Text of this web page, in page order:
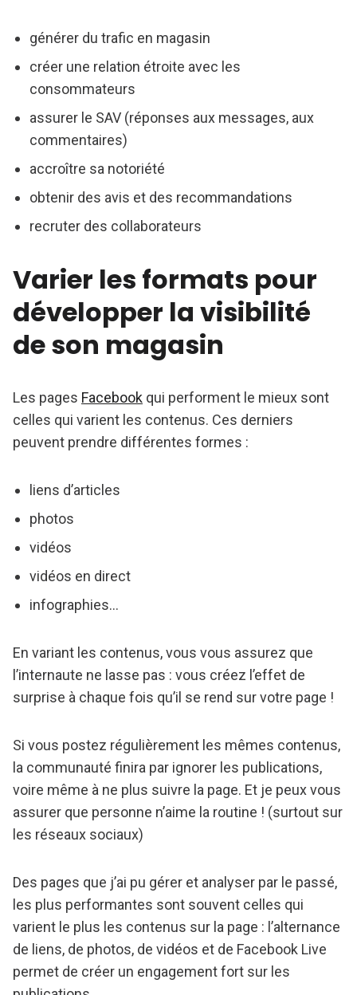
générer du trafic en magasin
créer une relation étroite avec les
consommateurs
assurer le SAV (réponses aux messages, aux
commentaires)
accroître sa notoriété
obtenir des avis et des recommandations
recruter des collaborateurs
Varier les formats pour
développer la visibilité
de son magasin
Les pages Facebook qui performent le mieux sont
celles qui varient les contenus. Ces derniers
peuvent prendre différentes formes :
liens d’articles
photos
vidéos
vidéos en direct
infographies…
En variant les contenus, vous vous assurez que
l’internaute ne lasse pas : vous créez l’effet de
surprise à chaque fois qu’il se rend sur votre page !
Si vous postez régulièrement les mêmes contenus,
la communauté finira par ignorer les publications,
voire même à ne plus suivre la page. Et je peux vous
assurer que personne n’aime la routine ! (surtout sur
les réseaux sociaux)
Des pages que j’ai pu gérer et analyser par le passé,
les plus performantes sont souvent celles qui
varient le plus les contenus sur la page : l’alternance
de liens, de photos, de vidéos et de Facebook Live
permet de créer un engagement fort sur les